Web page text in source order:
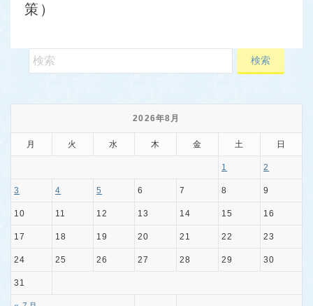
策）
2026年8月
月 火 水 木 金 土 日
1 2
3 4 5 6 7 8 9
10 11 12 13 14 15 16
17 18 19 20 21 22 23
24 25 26 27 28 29 30
31